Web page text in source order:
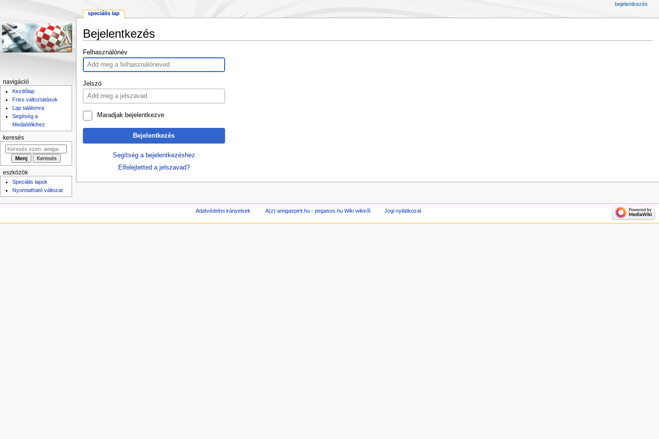
Bejelentkezés
Ugrás
a
navigációhoz
Ugrás
a
kereséshez
Felhasználónév
Jelszó
Maradjak bejelentkezve
Bejelentkezés
Segítség a bejelentkezéshez
Elfelejtetted a jelszavad?
speciális lap
bejelentkezés
navigáció
Kezdőlap
Friss változtatások
Lap találomra
Segítség a
MediaWikihez
keresés
eszközök
Speciális lapok
Nyomtatható változat
Adatvédelmi irányelvek A(z) amigaspirit.hu - pegasos.hu Wiki wikiről Jogi nyilatkozat